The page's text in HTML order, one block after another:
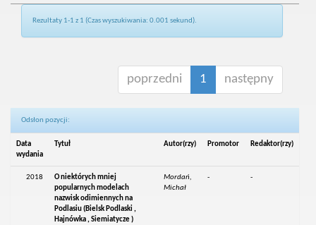
Rezultaty 1-1 z 1 (Czas wyszukiwania: 0.001 sekund).
poprzedni 1 następny
Odsłon pozycji:
Data
wydania
Tytuł Autor(rzy) Promotor Redaktor(rzy)
2018
O niektórych mniej
popularnych modelach
nazwisk odimiennych na
Podlasiu (Bielsk Podlaski ,
Hajnówka , Siemiatycze )
Mordań,
Michał
- -